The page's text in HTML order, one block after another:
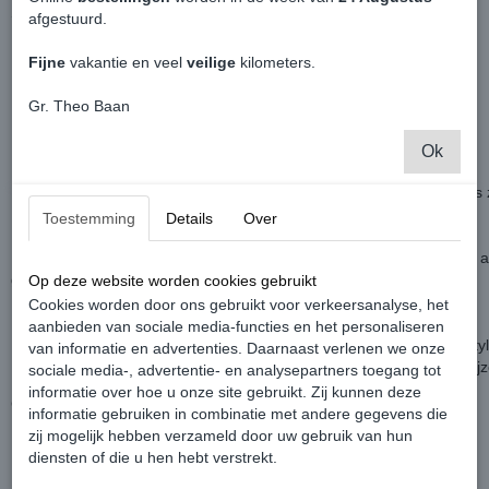
Set is in perfecte staat!
MK3
MK4
Liefst afhalen maar in overleg tegen meerprijs is bezorging door ons
Inclusief bevestiging materiaal, monteren op de bestaande bracket,
gordelspanners en eventueel airbags bedraagt €100,-
Dit neemt maximaal twee uur tijd in beslag en enkel op afspraak.
De stoelen Custom Made laten bekleden naar je eigen wensen in
Neem hiervoor contact met ons op voor de mogelijkheden en de
Contante betaling geniet de voorkeur!
afgestuurd.
Fijne vakantie en veel veilige kilometers.
Gr. Theo Baan
Ok
Toestemming Details Over
Op deze website worden cookies gebruikt
Cookies worden door ons gebruikt voor verkeersanalyse, het
aanbieden van sociale media-functies en het personaliseren
van informatie en advertenties. Daarnaast verlenen we onze
sociale media-, advertentie- en analysepartners toegang tot
informatie over hoe u onze site gebruikt. Zij kunnen deze
informatie gebruiken in combinatie met andere gegevens die
zij mogelijk hebben verzameld door uw gebruik van hun
diensten of die u hen hebt verstrekt.